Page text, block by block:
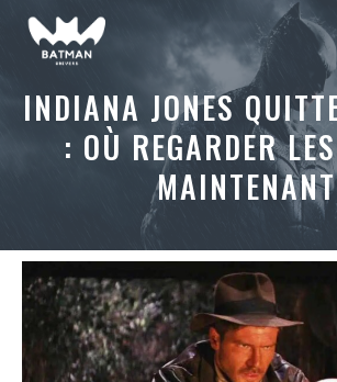
Aller
INDIANA JONES
: OÙ REGARDER
MAINTENANT